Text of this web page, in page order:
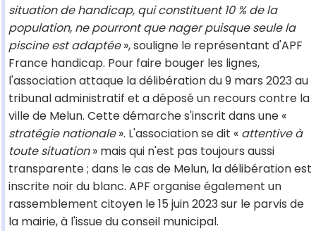
situation de handicap, qui constituent 10 % de la
population, ne pourront que nager puisque seule la
piscine est adaptée», souligne le représentant d'APF
France handicap. Pour faire bouger les lignes,
l'association attaque la délibération du 9 mars 2023 au
tribunal administratif et a déposé un recours contre la
ville de Melun. Cette démarche s'inscrit dans une «
stratégie nationale». L'association se dit « attentive à
toute situation» mais qui n'est pas toujours aussi
transparente ; dans le cas de Melun, la délibération est
inscrite noir du blanc. APF organise également un
rassemblement citoyen le 15 juin 2023 sur le parvis de
la mairie, à l'issue du conseil municipal.